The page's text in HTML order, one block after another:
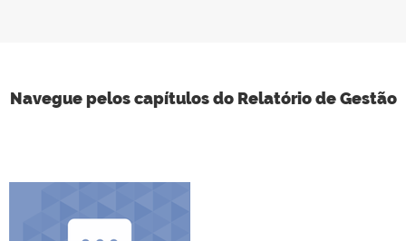
Navegue pelos capítulos do Relatório de Gestão